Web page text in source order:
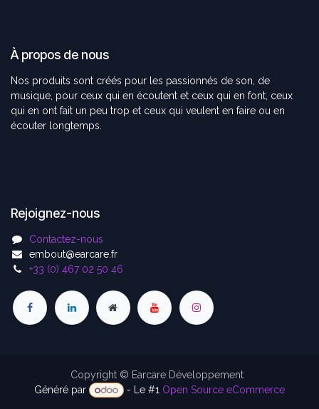
À propos de nous
Nos produits sont créés pour les passionnés de son, de
musique, pour ceux qui en écoutent et ceux qui en font, ceux
qui en ont fait un peu trop et ceux qui veulent en faire ou en
écouter longtemps.
Rejoignez-nous
Contactez-nous
embout@earcare.fr
+33 (0) 467 02 50 46
Copyright © Earcare Développement
Généré par
- Le #1 Open Source eCommerce